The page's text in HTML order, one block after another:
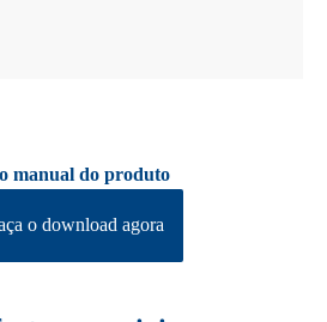
manual do produto
o download agora